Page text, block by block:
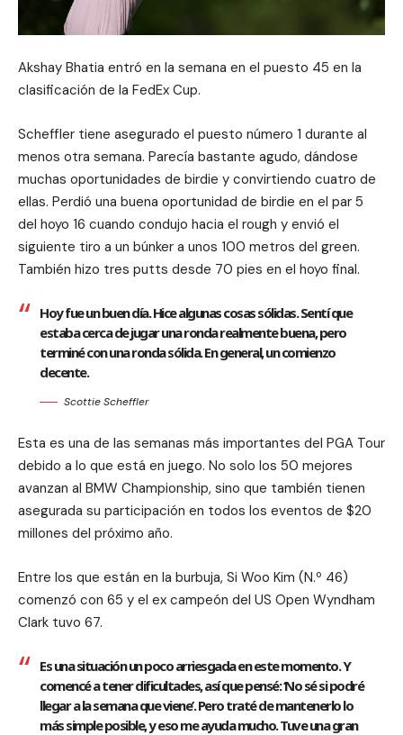
Akshay Bhatia entró en la semana en el puesto 45 en la
clasificación de la FedEx Cup.
Scheffler tiene asegurado el puesto número 1 durante al
menos otra semana. Parecía bastante agudo, dándose
muchas oportunidades de birdie y convirtiendo cuatro de
ellas. Perdió una buena oportunidad de birdie en el par 5
del hoyo 16 cuando condujo hacia el rough y envió el
siguiente tiro a un búnker a unos 100 metros del green.
También hizo tres putts desde 70 pies en el hoyo final.
Hoy fue un buen día. Hice algunas cosas sólidas. Sentí que
estaba cerca de jugar una ronda realmente buena, pero
terminé con una ronda sólida. En general, un comienzo
decente.
Scottie Scheffler
Esta es una de las semanas más importantes del PGA Tour
debido a lo que está en juego. No solo los 50 mejores
avanzan al BMW Championship, sino que también tienen
asegurada su participación en todos los eventos de $20
millones del próximo año.
Entre los que están en la burbuja, Si Woo Kim (N.º 46)
comenzó con 65 y el ex campeón del US Open Wyndham
Clark tuvo 67.
Es una situación un poco arriesgada en este momento. Y
comencé a tener dificultades, así que pensé: ‘No sé si podré
llegar a la semana que viene’. Pero traté de mantenerlo lo
más simple posible, y eso me ayuda mucho. Tuve una gran